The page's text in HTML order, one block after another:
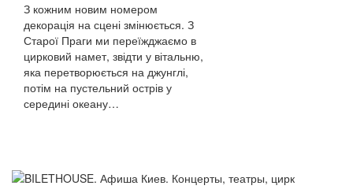
З кожним новим номером
декорація на сцені змінюється. З
Старої Праги ми переїжджаємо в
цирковий намет, звідти у вітальню,
яка перетворюється на джунглі,
потім на пустельний острів у
середині океану…